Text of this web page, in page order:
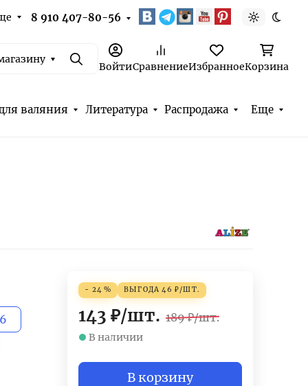
8 910 407-80-56 Светлая
ПоискВойтиСравнениеИзбранноеКорзина
валяния Литература Распродажа Еще
- 24 % ВЫГОДА46 ₽/ШТ.
143 ₽/шт. 189 ₽/шт.
В наличии
В корзину